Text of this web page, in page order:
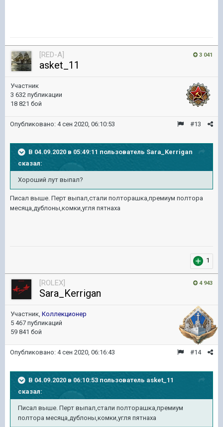
3 041
[RED-A]
asket_11
Участник
3 632 публикации
18 821 бой
#13
Опубликовано: 4 сен 2020, 06:10:53
В 04.09.2020 в 05:49:11 пользователь Sara_Kerrigan
сказал:
Хороший лут выпал?
Писал выше. Перт выпал,стали полторашка,премиум полтора
месяца,дублоны,комки,угля пятнаха
1
4 943
[ROLEX]
Sara_Kerrigan
Участник, Коллекционер
5 467 публикаций
59 841 бой
#14
Опубликовано: 4 сен 2020, 06:16:43
В 04.09.2020 в 06:10:53 пользователь asket_11
сказал:
Писал выше. Перт выпал,стали полторашка,премиум
полтора месяца,дублоны,комки,угля пятнаха